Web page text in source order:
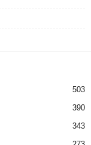
503
390
343